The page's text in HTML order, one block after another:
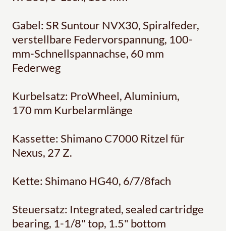
Gabel: SR Suntour NVX30, Spiralfeder,
verstellbare Federvorspannung, 100-
mm-Schnellspannachse, 60 mm
Federweg
Kurbelsatz: ProWheel, Aluminium,
170 mm Kurbelarmlänge
Kassette: Shimano C7000 Ritzel für
Nexus, 27 Z.
Kette: Shimano HG40, 6/7/8fach
Steuersatz: Integrated, sealed cartridge
bearing, 1-1/8" top, 1.5" bottom